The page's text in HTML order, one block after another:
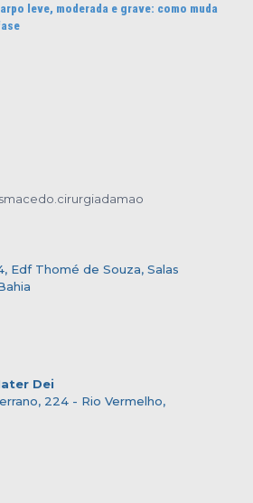
leve, moderada e grave: como muda
Edf Thomé de Souza, Salas
Dei
224 - Rio Vermelho,